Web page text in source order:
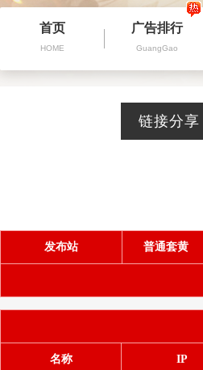
首页
HOME
广告排行
GuangGao
发布站 普通套黄
名称 IP